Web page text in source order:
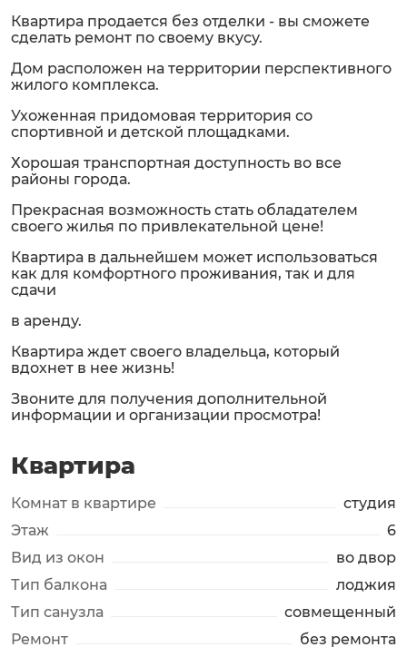
Квартира продается без отделки - вы сможете
сделать ремонт по своему вкусу.
Дом расположен на территории перспективного
жилого комплекса.
Ухоженная придомовая территория со
спортивной и детской площадками.
Хорошая транспортная доступность во все
районы города.
Прекрасная возможность стать обладателем
своего жилья по привлекательной цене!
Квартира в дальнейшем может использоваться
как для комфортного проживания, так и для
сдачи
в аренду.
Квартира ждет своего владельца, который
вдохнет в нее жизнь!
Звоните для получения дополнительной
информации и организации просмотра!
Квартира
Комнат в квартире
студия
Этаж
6
Вид из окон
во двор
Тип балкона
лоджия
Тип санузла
совмещенный
Ремонт
без ремонта